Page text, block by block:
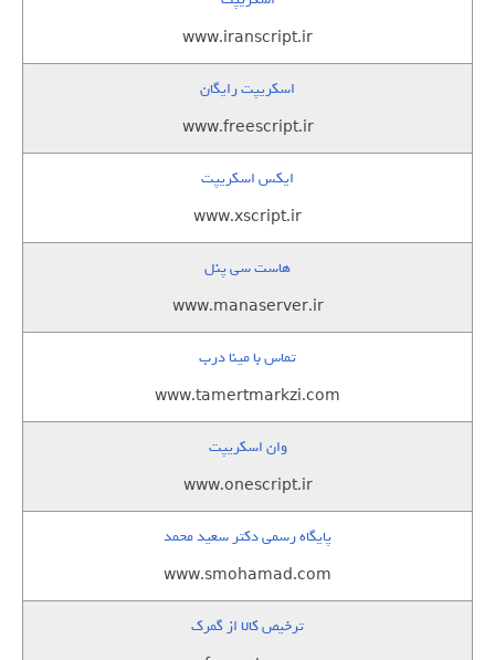
www.iranscript.ir
اسکریپت رایگان
www.freescript.ir
ایکس اسکریپت
www.xscript.ir
هاست سی پنل
www.manaserver.ir
تماس با مینا درب
www.tamertmarkzi.com
وان اسکریپت
www.onescript.ir
پایگاه رسمی دکتر سعید محمد
www.smohamad.com
ترخیص کالا از گمرک